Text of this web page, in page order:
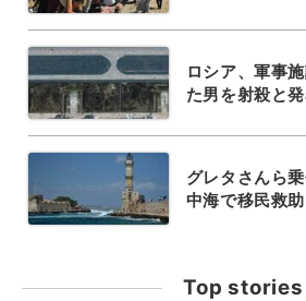
ロシア、軍事
た男を射殺と
グレタさんら
中海で移民救助
Top stories